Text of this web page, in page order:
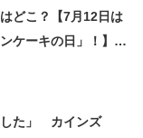
どこ？【7月12日は
ケーキの日」！】
した」 カインズ